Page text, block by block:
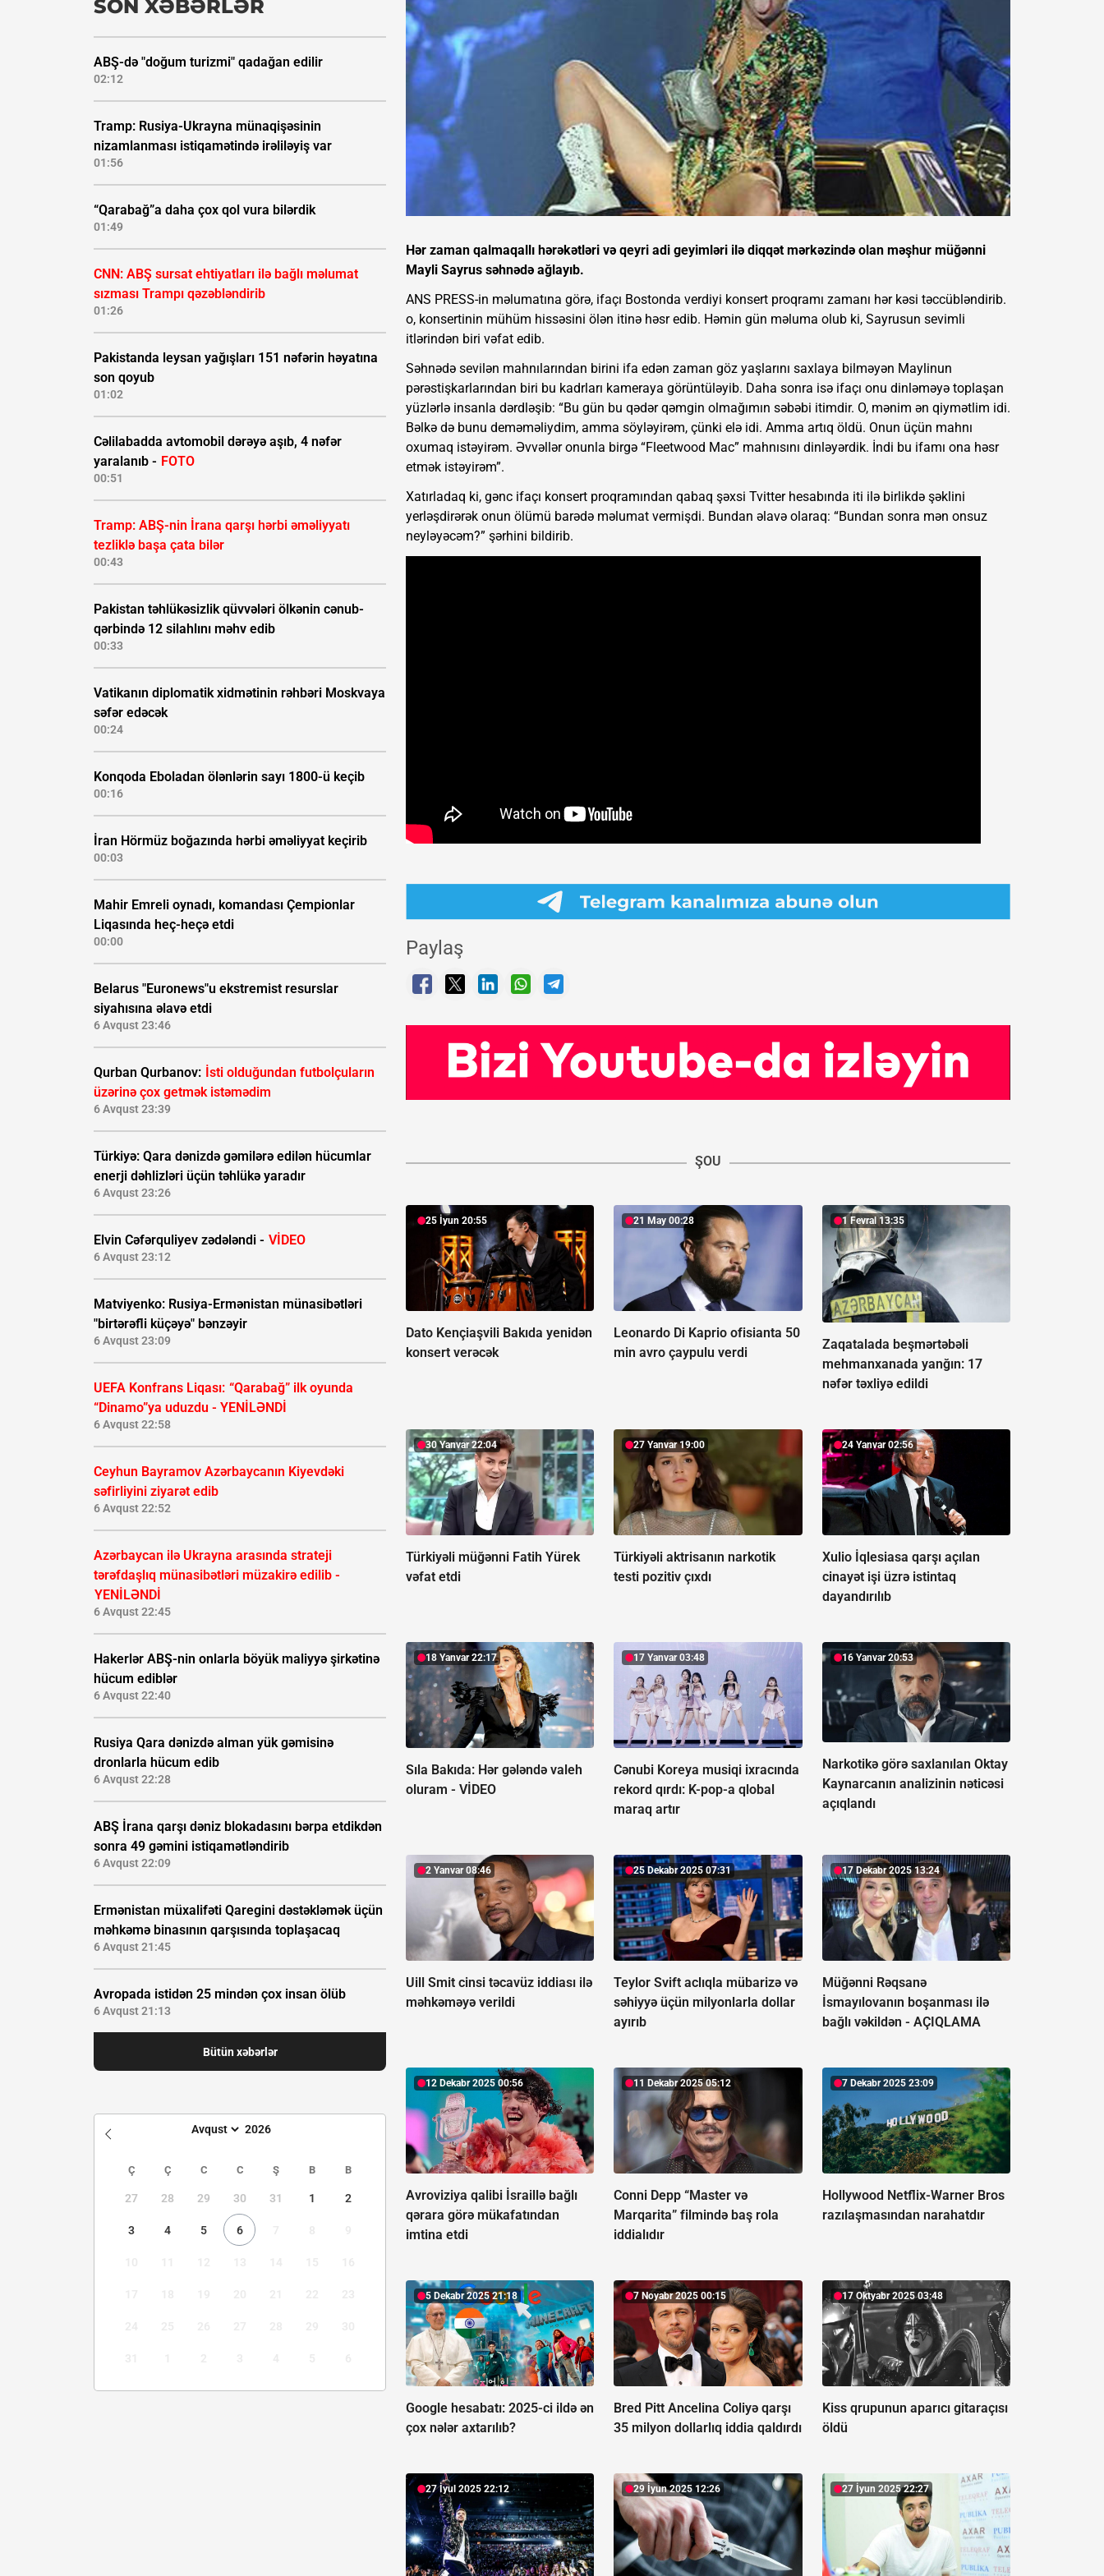
SON XƏBƏRLƏR
ABŞ-də "doğum turizmi" qadağan edilir
02:12
Tramp: Rusiya-Ukrayna münaqişəsinin
nizamlanması istiqamətində irəliləyiş var
01:56
“Qarabağ”a daha çox qol vura bilərdik
01:49
CNN: ABŞ sursat ehtiyatları ilə bağlı məlumat
sızması Trampı qəzəbləndirib
01:26
Pakistanda leysan yağışları 151 nəfərin həyatına
son qoyub
01:02
Cəlilabadda avtomobil dərəyə aşıb, 4 nəfər
yaralanıb - FOTO
00:51
Tramp: ABŞ-nin İrana qarşı hərbi əməliyyatı
tezliklə başa çata bilər
00:43
Pakistan təhlükəsizlik qüvvələri ölkənin cənub-
qərbində 12 silahlını məhv edib
00:33
Vatikanın diplomatik xidmətinin rəhbəri Moskvaya
səfər edəcək
00:24
Konqoda Eboladan ölənlərin sayı 1800-ü keçib
00:16
İran Hörmüz boğazında hərbi əməliyyat keçirib
00:03
Mahir Emreli oynadı, komandası Çempionlar
Liqasında heç-heçə etdi
00:00
Belarus "Euronews"u ekstremist resurslar
siyahısına əlavə etdi
6 Avqust 23:46
Qurban Qurbanov: İsti olduğundan futbolçuların
üzərinə çox getmək istəmədim
6 Avqust 23:39
Türkiyə: Qara dənizdə gəmilərə edilən hücumlar
enerji dəhlizləri üçün təhlükə yaradır
6 Avqust 23:26
Elvin Cəfərquliyev zədələndi - VİDEO
6 Avqust 23:12
Matviyenko: Rusiya-Ermənistan münasibətləri
"birtərəfli küçəyə" bənzəyir
6 Avqust 23:09
UEFA Konfrans Liqası: “Qarabağ” ilk oyunda
“Dinamo”ya uduzdu - YENİLƏNDİ
6 Avqust 22:58
Ceyhun Bayramov Azərbaycanın Kiyevdəki
səfirliyini ziyarət edib
6 Avqust 22:52
Azərbaycan ilə Ukrayna arasında strateji
tərəfdaşlıq münasibətləri müzakirə edilib -
YENİLƏNDİ
6 Avqust 22:45
Hakerlər ABŞ-nin onlarla böyük maliyyə şirkətinə
hücum ediblər
6 Avqust 22:40
Rusiya Qara dənizdə alman yük gəmisinə
dronlarla hücum edib
6 Avqust 22:28
ABŞ İrana qarşı dəniz blokadasını bərpa etdikdən
sonra 49 gəmini istiqamətləndirib
6 Avqust 22:09
Ermənistan müxalifəti Qaregini dəstəkləmək üçün
məhkəmə binasının qarşısında toplaşacaq
6 Avqust 21:45
Avropada istidən 25 mindən çox insan ölüb
6 Avqust 21:13
Bütün xəbərlər
Ç Ç C C Ş B B
27 28 29 30 31 1 2
3 4 5 6
Hər zaman qalmaqallı hərəkətləri və qeyri adi geyimləri ilə diqqət mərkəzində olan məşhur müğənni
Mayli Sayrus səhnədə ağlayıb.
ANS PRESS-in məlumatına görə, ifaçı Bostonda verdiyi konsert proqramı zamanı hər kəsi təccübləndirib.
o, konsertinin mühüm hissəsini ölən itinə həsr edib. Həmin gün məluma olub ki, Sayrusun sevimli
itlərindən biri vəfat edib.
Səhnədə sevilən mahnılarından birini ifa edən zaman göz yaşlarını saxlaya bilməyən Maylinun
pərəstişkarlarından biri bu kadrları kameraya görüntüləyib. Daha sonra isə ifaçı onu dinləməyə toplaşan
yüzlərlə insanla dərdləşib: “Bu gün bu qədər qəmgin olmağımın səbəbi itimdir. O, mənim ən qiymətlim idi.
Bəlkə də bunu deməməliydim, amma söyləyirəm, çünki elə idi. Amma artıq öldü. Onun üçün mahnı
oxumaq istəyirəm. Əvvəllər onunla birgə “Fleetwood Mac” mahnısını dinləyərdik. İndi bu ifamı ona həsr
etmək istəyirəm”.
Xatırladaq ki, gənc ifaçı konsert proqramından qabaq şəxsi Tvitter hesabında iti ilə birlikdə şəklini
yerləşdirərək onun ölümü barədə məlumat vermişdi. Bundan əlavə olaraq: “Bundan sonra mən onsuz
neyləyəcəm?” şərhini bildirib.
Paylaş
ŞOU
25 İyun 20:55
Dato Kençiaşvili Bakıda yenidən
konsert verəcək
21 May 00:28
Leonardo Di Kaprio ofisianta 50
min avro çaypulu verdi
1 Fevral 13:35
Zaqatalada beşmərtəbəli
mehmanxanada yanğın: 17
nəfər təxliyə edildi
30 Yanvar 22:04
Türkiyəli müğənni Fatih Yürek
vəfat etdi
27 Yanvar 19:00
Türkiyəli aktrisanın narkotik
testi pozitiv çıxdı
24 Yanvar 02:56
Xulio İqlesiasa qarşı açılan
cinayət işi üzrə istintaq
dayandırılıb
18 Yanvar 22:17
Sıla Bakıda: Hər gələndə valeh
oluram - VİDEO
17 Yanvar 03:48
Cənubi Koreya musiqi ixracında
rekord qırdı: K-pop-a qlobal
maraq artır
16 Yanvar 20:53
Narkotikə görə saxlanılan Oktay
Kaynarcanın analizinin nəticəsi
açıqlandı
2 Yanvar 08:46
Uill Smit cinsi təcavüz iddiası ilə
məhkəməyə verildi
25 Dekabr 2025 07:31
Teylor Svift aclıqla mübarizə və
səhiyyə üçün milyonlarla dollar
ayırıb
17 Dekabr 2025 13:24
Müğənni Rəqsanə
İsmayılovanın boşanması ilə
bağlı vəkildən - AÇIQLAMA
12 Dekabr 2025 00:56
Avroviziya qalibi İsraillə bağlı
qərara görə mükafatından
imtina etdi
11 Dekabr 2025 05:12
Conni Depp “Master və
Marqarita” filmində baş rola
iddialıdır
7 Dekabr 2025 23:09
Hollywood Netflix-Warner Bros
razılaşmasından narahatdır
5 Dekabr 2025 21:18
Google hesabatı: 2025-ci ildə ən
çox nələr axtarılıb?
7 Noyabr 2025 00:15
Bred Pitt Ancelina Coliyə qarşı
35 milyon dollarlıq iddia qaldırdı
17 Oktyabr 2025 03:48
Kiss qrupunun aparıcı gitaraçısı
öldü
27 İyul 2025 22:12 29 İyun 2025 12:26 27 İyun 2025 22:27